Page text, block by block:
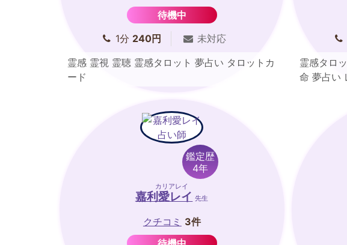
待機中
1分 240円
未対応
霊感 霊視 霊聴 霊感タロット 夢占い タロットカ
ード
霊感タロ
命 夢占い
鑑定歴
4年
カリアレイ
嘉利愛レイ 先生
クチコミ 3件